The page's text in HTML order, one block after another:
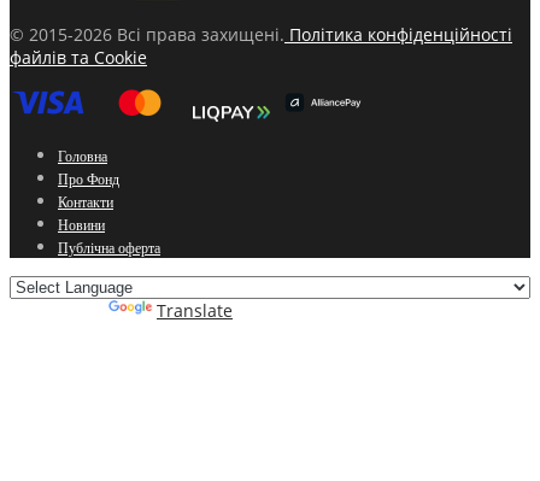
© 2015-2026 Всі права захищені. Політика конфіденційності
файлів та Cookie
Головна
Про Фонд
Контакти
Новини
Публічна оферта
Translate